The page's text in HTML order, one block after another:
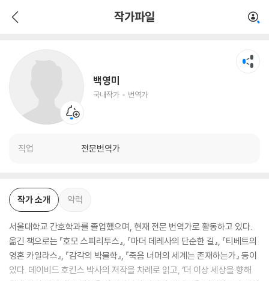
작가파일
백영미
국내작가 번역가
직업 전문번역가
작가 소개 약력
서울대학교 간호학과를 졸업했으며, 현재 전문 번역가로 활동하고 있다.
옮긴 책으로는 『호모 스피리투스』, 『마더 데레사의 단순한 길』, 『티베트의
영혼 카일라스』, 『감각의 박물학』, 『죽음 너머의 세계는 존재하는가』 등이
있다. 데이비드 호킨스 박사의 저작을 차례로 읽고, ‘더 이상 세상을 향해